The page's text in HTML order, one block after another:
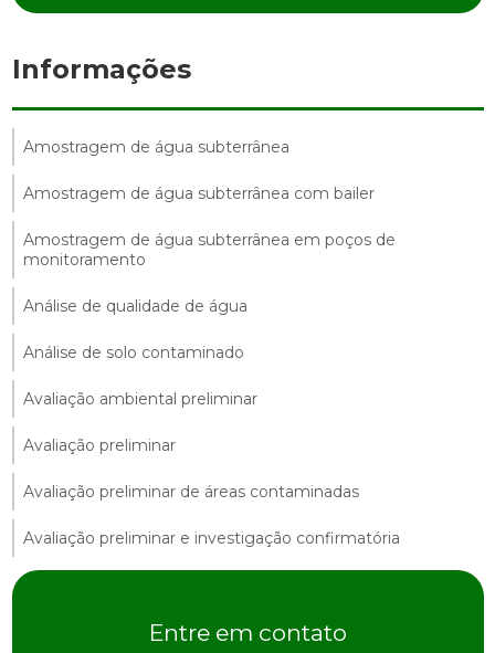
Informações
Amostragem de água subterrânea
Amostragem de água subterrânea com bailer
Amostragem de água subterrânea em poços de
monitoramento
Análise de qualidade de água
Análise de solo contaminado
Avaliação ambiental preliminar
Avaliação preliminar
Avaliação preliminar de áreas contaminadas
Avaliação preliminar e investigação confirmatória
Avaliação preliminar de riscoEntre em contato